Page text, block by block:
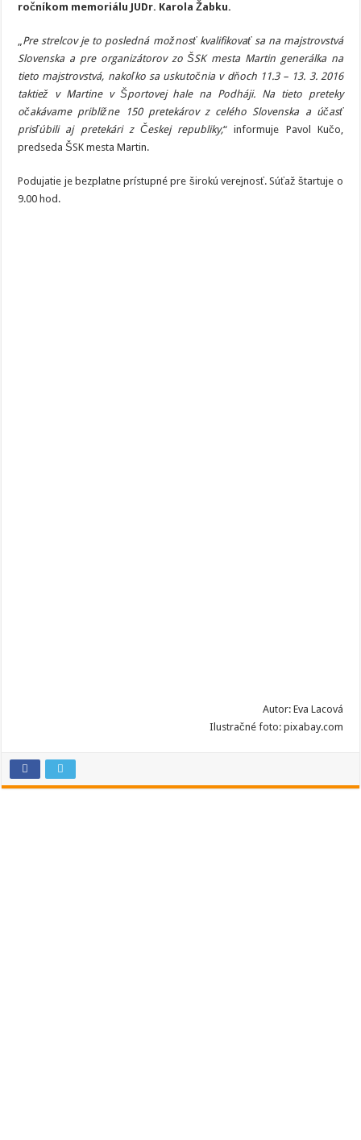
ročníkom memoriálu JUDr. Karola Žabku.
„Pre strelcov je to posledná možnosť kvalifikovať sa na majstrovstvá
Slovenska a pre organizátorov zo ŠSK mesta Martin generálka na
tieto majstrovstvá, nakoľko sa uskutočnia v dňoch 11.3 – 13. 3. 2016
taktiež v Martine v Športovej hale na Podháji. Na tieto preteky
očakávame približne 150 pretekárov z celého Slovenska a účasť
prisľúbili aj pretekári z Českej republiky,“ informuje Pavol Kučo,
predseda ŠSK mesta Martin.
Podujatie je bezplatne prístupné pre širokú verejnosť. Súťaž štartuje o
9.00 hod.
Autor: Eva Lacová
Ilustračné foto: pixabay.com